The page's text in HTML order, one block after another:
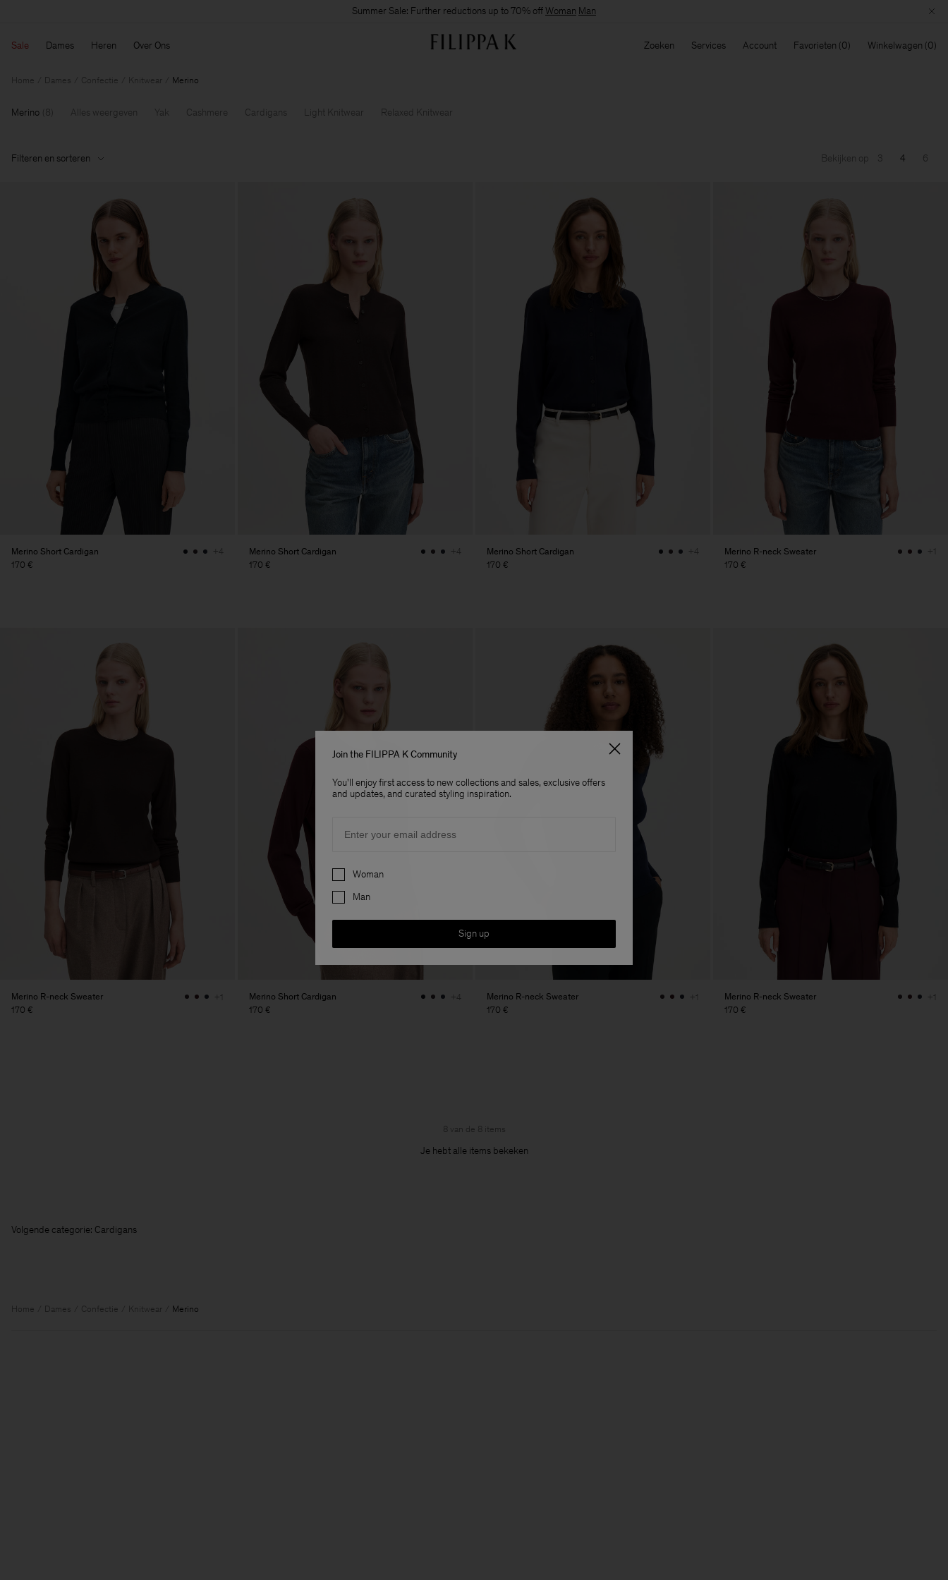
Summer Sale: Further reductions up to 70% offWoman Man
Sale Dames Heren Over Ons Zoeken Services Account Favorieten Winkelwagen
Home Dames Confectie Knitwear Merino
Merino 8 Alles weergeven Yak Cashmere Cardigans Light Knitwear Relaxed Knitwear
Filteren en sorteren Bekijken op 3 4 6
Merino Short Cardigan
170 €
+4
Merino Short Cardigan
170 €
+4
Merino Short Cardigan
170 €
+4
Merino R-neck Sweater
170 €
+1
Merino R-neck Sweater
170 €
+1
Merino Short Cardigan
170 €
+4
Merino R-neck Sweater
170 €
+1
Merino R-neck Sweater
170 €
+1
8 van de 8 items
Je hebt alle items bekeken
Volgende categorie: Cardigans
Home Dames Confectie Knitwear Merino
Join the FILIPPA K Community
You'll enjoy first access to new collections and sales, exclusive offers
and updates, and curated styling inspiration.
Preferences
Woman
Man
Sign up